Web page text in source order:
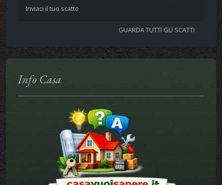
Inviaci il tuo scatto
GUARDA TUTTI GLI SCATTI
Info Casa